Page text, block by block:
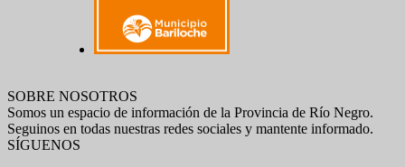
SOBRE NOSOTROS
Somos un espacio de información de la Provincia de Río Negro.
Seguinos en todas nuestras redes sociales y mantente informado.
SÍGUENOS